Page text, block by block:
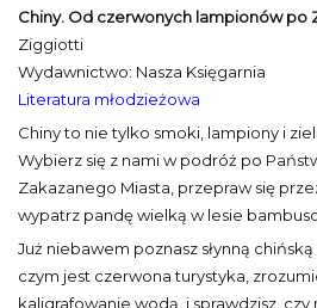
Chiny. Od czerwonych lampionów po
Ziggiotti
Wydawnictwo: Nasza Księgarnia
Literatura młodzieżowa
Chiny to nie tylko smoki, lampiony i
Wybierz się z nami w podróż po
Zakazanego Miasta, przepraw się
wypatrz pandę wielką w lesie
Już niebawem poznasz słynną
czym jest czerwona turystyka,
kaligrafowanie wodą, i sprawdzisz, czy